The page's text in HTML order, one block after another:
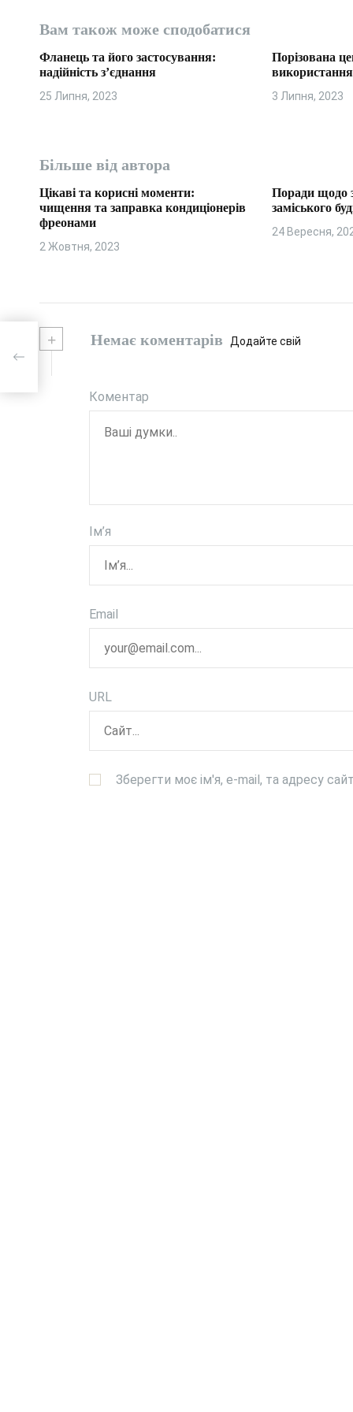
а
п
и
і
в
Вам також може сподобатися
Фланець та його застосування:
надійність з’єднання
25 Липня, 2023
Порізована
використання
3 Липня, 2023
Більше від автора
Цікаві та корисні моменти:
чищення та заправка кондиціонерів
фреонами
2 Жовтня, 2023
Поради щодо
заміського
24 Вересня,
+ Немає коментарів Додайте свій
Коментар
Ім’я
Email
URL
Зберегти моє ім'я, e-mail, та адресу